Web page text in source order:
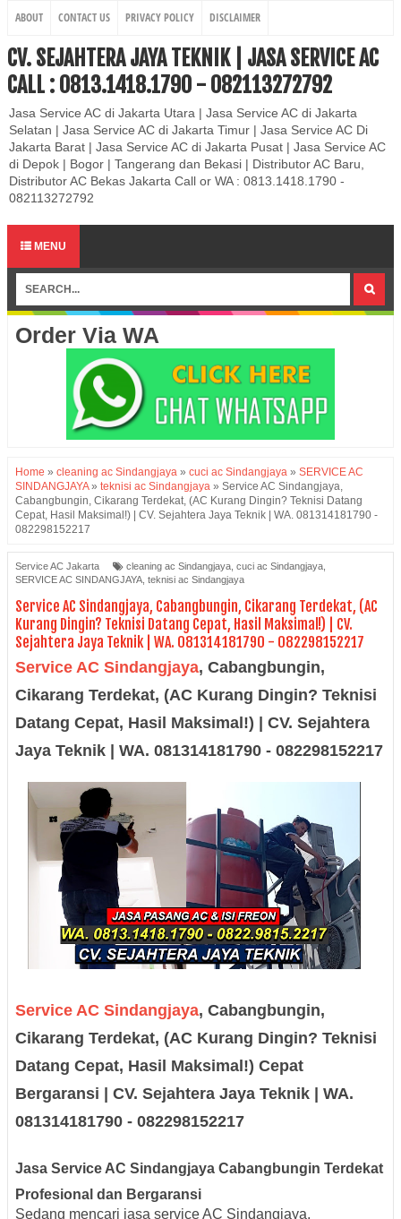
ABOUT CONTACT US PRIVACY POLICY DISCLAIMER
CV. SEJAHTERA JAYA TEKNIK | JASA SERVICE AC
CALL : 0813.1418.1790 - 082113272792
Jasa Service AC di Jakarta Utara | Jasa Service AC di Jakarta
Selatan | Jasa Service AC di Jakarta Timur | Jasa Service AC Di
Jakarta Barat | Jasa Service AC di Jakarta Pusat | Jasa Service AC
di Depok | Bogor | Tangerang dan Bekasi | Distributor AC Baru,
Distributor AC Bekas Jakarta Call or WA : 0813.1418.1790 -
082113272792
MENU
Order Via WA
Home » cleaning ac Sindangjaya » cuci ac Sindangjaya » SERVICE AC
SINDANGJAYA» teknisi ac Sindangjaya » Service AC Sindangjaya,
Cabangbungin, Cikarang Terdekat, (AC Kurang Dingin? Teknisi Datang
Cepat, Hasil Maksimal!) | CV. Sejahtera Jaya Teknik | WA. 081314181790 -
082298152217
Service AC Jakarta cleaning ac Sindangjaya cuci ac Sindangjaya
SERVICE AC SINDANGJAYA teknisi ac Sindangjaya
Service AC Sindangjaya, Cabangbungin, Cikarang Terdekat, (AC
Kurang Dingin? Teknisi Datang Cepat, Hasil Maksimal!) | CV.
Sejahtera Jaya Teknik | WA. 081314181790 - 082298152217
Service AC Sindangjaya, Cabangbungin,
Cikarang Terdekat, (AC Kurang Dingin? Teknisi
Datang Cepat, Hasil Maksimal!) | CV. Sejahtera
Jaya Teknik | WA. 081314181790 - 082298152217
Service AC Sindangjaya, Cabangbungin,
Cikarang Terdekat, (AC Kurang Dingin? Teknisi
Datang Cepat, Hasil Maksimal!) Cepat
Bergaransi | CV. Sejahtera Jaya Teknik | WA.
081314181790 - 082298152217
Jasa Service AC Sindangjaya Cabangbungin Terdekat
Profesional dan Bergaransi
Sedang mencari jasa service AC Sindangjaya,